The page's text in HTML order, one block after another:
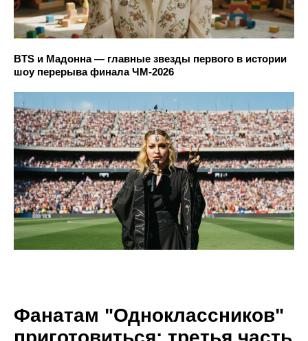
BTS и Мадонна — главные звезды первого в истории
шоу перерыва финала ЧМ-2026
Фанатам "Одноклассников"